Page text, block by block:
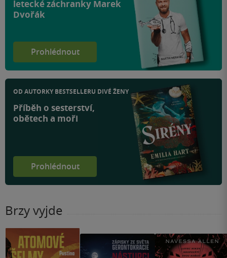
letecké záchranky Marek
Dvořák
Prohlédnout
OD AUTORKY BESTSELLERU DIVÉ ŽENY
Příběh o sesterství,
obětech a moři
Prohlédnout
Brzy vyjde